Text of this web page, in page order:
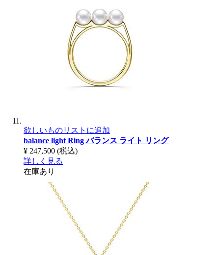
欲しいものリストに追加
balance light Ringバランス ライト リング
¥ 247,500 (税込)
詳しく見る
在庫あり